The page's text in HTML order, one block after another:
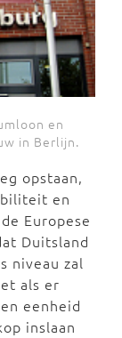
en
in Berlijn.
opstaan,
en
Europese
Duitsland
niveau zal
als er
eenheid
inslaan